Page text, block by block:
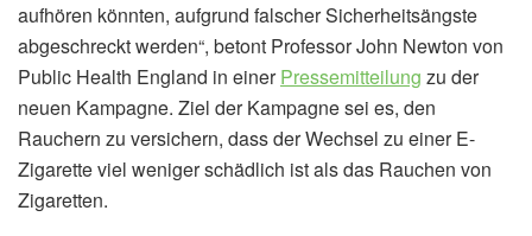
aufhören könnten, aufgrund falscher Sicherheitsängste
abgeschreckt werden“, betont Professor John Newton von
Public Health England in einerPressemitteilung zu der
neuen Kampagne. Ziel der Kampagne sei es, den
Rauchern zu versichern, dass der Wechsel zu einer E-
Zigarette viel weniger schädlich ist als das Rauchen von
Zigaretten.